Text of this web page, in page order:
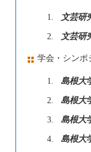
1. 文芸研
2.
文芸研
学会・シンポ
1. 島根大
2.
島根大
3.
島根大
4.
島根大